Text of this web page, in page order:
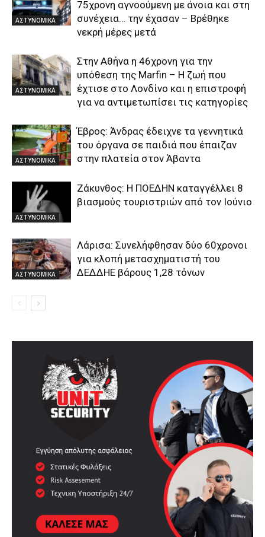
ΑΣΤΥΝΟΜΙΚΑ
75χρονη αγνοούμενη με άνοια και στη
συνέχεια… την έχασαν – Βρέθηκε
νεκρή μέρες μετά
ΑΣΤΥΝΟΜΙΚΑ
Στην Αθήνα η 46χρονη για την
υπόθεση της Marfin – Η ζωή που
έχτισε στο Λονδίνο και η επιστροφή
για να αντιμετωπίσει τις κατηγορίες
ΑΣΤΥΝΟΜΙΚΑ
Έβρος: Άνδρας έδειχνε τα γεννητικά
του όργανα σε παιδιά που έπαιζαν
στην πλατεία στον Άβαντα
ΑΣΤΥΝΟΜΙΚΑ
Ζάκυνθος: Η ΠΟΕΔΗΝ καταγγέλλει 8
βιασμούς τουριστριών από τον Ιούνιο
ΑΣΤΥΝΟΜΙΚΑ
Λάρισα: Συνελήφθησαν δύο 60χρονοι
για κλοπή μετασχηματιστή του
ΔΕΔΔΗΕ βάρους 1,28 τόνων